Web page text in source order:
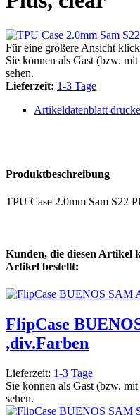
Für eine größere Ansicht
Sie können als Gast (bzw.
sehen.
Lieferzeit: 1-3 Tage
Artikeldatenblatt
Produktbeschreibung
TPU Case 2.0mm Sam S22
Kunden, die diesen Artikel
Artikel bestellt:
FlipCase
,div.Farben
Lieferzeit: 1-3 Tage
Sie können als Gast (bzw.
sehen.